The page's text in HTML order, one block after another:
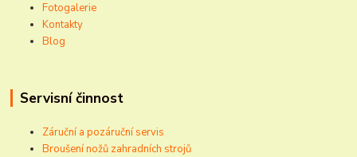
Fotogalerie
Kontakty
Blog
Servisní činnost
Záruční a pozáruční servis
Broušení nožů zahradních strojů